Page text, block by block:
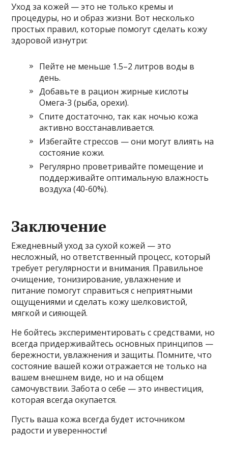
Уход за кожей — это не только кремы и
процедуры, но и образ жизни. Вот несколько
простых правил, которые помогут сделать кожу
здоровой изнутри:
Пейте не меньше 1.5–2 литров воды в
день.
Добавьте в рацион жирные кислоты
Омега-3 (рыба, орехи).
Спите достаточно, так как ночью кожа
активно восстанавливается.
Избегайте стрессов — они могут влиять на
состояние кожи.
Регулярно проветривайте помещение и
поддерживайте оптимальную влажность
воздуха (40-60%).
Заключение
Ежедневный уход за сухой кожей — это
несложный, но ответственный процесс, который
требует регулярности и внимания. Правильное
очищение, тонизирование, увлажнение и
питание помогут справиться с неприятными
ощущениями и сделать кожу шелковистой,
мягкой и сияющей.
Не бойтесь экспериментировать с средствами, но
всегда придерживайтесь основных принципов —
бережности, увлажнения и защиты. Помните, что
состояние вашей кожи отражается не только на
вашем внешнем виде, но и на общем
самочувствии. Забота о себе — это инвестиция,
которая всегда окупается.
Пусть ваша кожа всегда будет источником
радости и уверенности!